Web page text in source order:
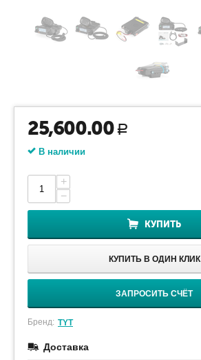
25,600.00 Р
В наличии
+
−
КУПИТЬ
КУПИТЬ В ОДИН КЛИК
ЗАПРОСИТЬ СЧЁТ
Бренд: TYT
Доставка